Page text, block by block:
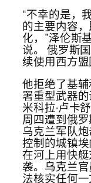
“不幸的是，
的主要内容
化，”泽伦斯
说。 俄罗斯
续使用西方盟
他拒绝了基
署重型武器
米科拉·卢卡
周四遭到俄罗
乌克兰军队
控制的城镇
在河上用快
袭。乌克兰
法核实任何一